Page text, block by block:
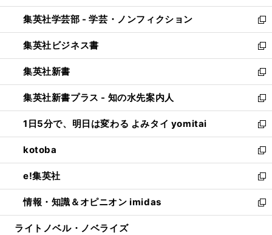
開
く
ウ
で
開
く
ン
ド
ウ
で
開
く
ウ
ィ
ン
ド
ウ
で
開
く
集英社学芸部 - 学芸・ノンフィクション
新
し
い
ウ
ィ
ン
ド
ウ
で
開
く
集英社ビジネス書
新
し
い
ウ
ィ
ン
ド
ウ
で
開
く
集英社新書
新
し
い
ウ
ィ
ン
ド
ウ
で
開
く
集英社新書プラス - 知の水先案内人
新
し
い
ウ
ィ
ン
ド
ウ
で
開
1日5分で、明日は変わる よみタイ yomitai
新
し
い
ウ
ィ
ン
ド
ウ
kotoba
新
し
い
ウ
ィ
ン
e!集英社
新
し
い
ウ
情報・知識＆オピニオン imidas
新
し
ライトノベル・ノベライズ